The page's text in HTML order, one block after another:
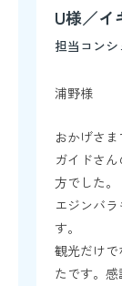
U様／イ
担当コンシ
浦野様
おかげさま
ガイドさ
方でした。
エジンバ
す。
観光だけ
たです。感